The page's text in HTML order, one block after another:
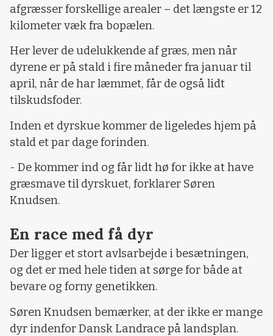
afgræsser forskellige arealer – det længste er 12
kilometer væk fra bopælen.
Her lever de udelukkende af græs, men når
dyrene er på stald i fire måneder fra januar til
april, når de har læmmet, får de også lidt
tilskudsfoder.
Inden et dyrskue kommer de ligeledes hjem på
stald et par dage forinden.
- De kommer ind og får lidt hø for ikke at have
græsmave til dyrskuet, forklarer Søren
Knudsen.
En race med få dyr
Der ligger et stort avlsarbejde i besætningen,
og det er med hele tiden at sørge for både at
bevare og forny genetikken.
Søren Knudsen bemærker, at der ikke er mange
dyr indenfor Dansk Landrace på landsplan.